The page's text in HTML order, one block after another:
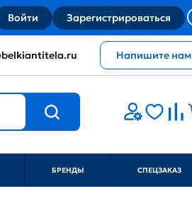
Войти Зарегистрироваться
Напишите нам
БРЕНДЫ СПЕЦЗАКАЗ